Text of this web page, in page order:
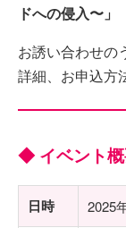
ドへの侵入〜」
お誘い合わせの
詳細、お申込方
◆ イベント
日時 2025